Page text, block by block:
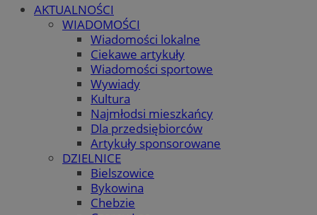
AKTUALNOŚCI
WIADOMOŚCI
Wiadomości lokalne
Ciekawe artykuły
Wiadomości sportowe
Wywiady
Kultura
Najmłodsi mieszkańcy
Dla przedsiębiorców
Artykuły sponsorowane
DZIELNICE
Bielszowice
Bykowina
Chebzie